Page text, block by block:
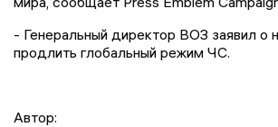
- Генеральный директор ВОЗ заявил о
продлить глобальный режим ЧС.
Автор: